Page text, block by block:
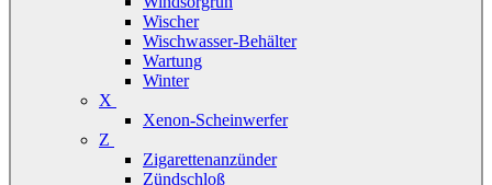
Wischer
Wischwasser-Behälter
Wartung
Winter
X
Xenon-Scheinwerfer
Z
Zigarettenanzünder
Zündschloß